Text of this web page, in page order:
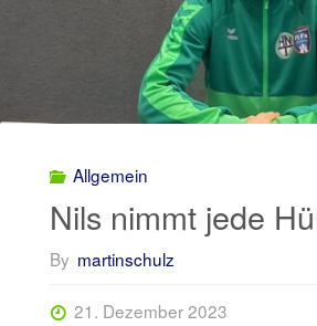
Allgemein
Nils nimmt jede
By martinschulz
21. Dezember 2023